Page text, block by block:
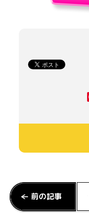
前の記事